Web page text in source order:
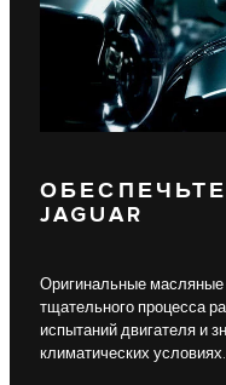
JAGUAR
Оригинальные
тщательного процесса
испытаний двигателя и
климатических условиях.